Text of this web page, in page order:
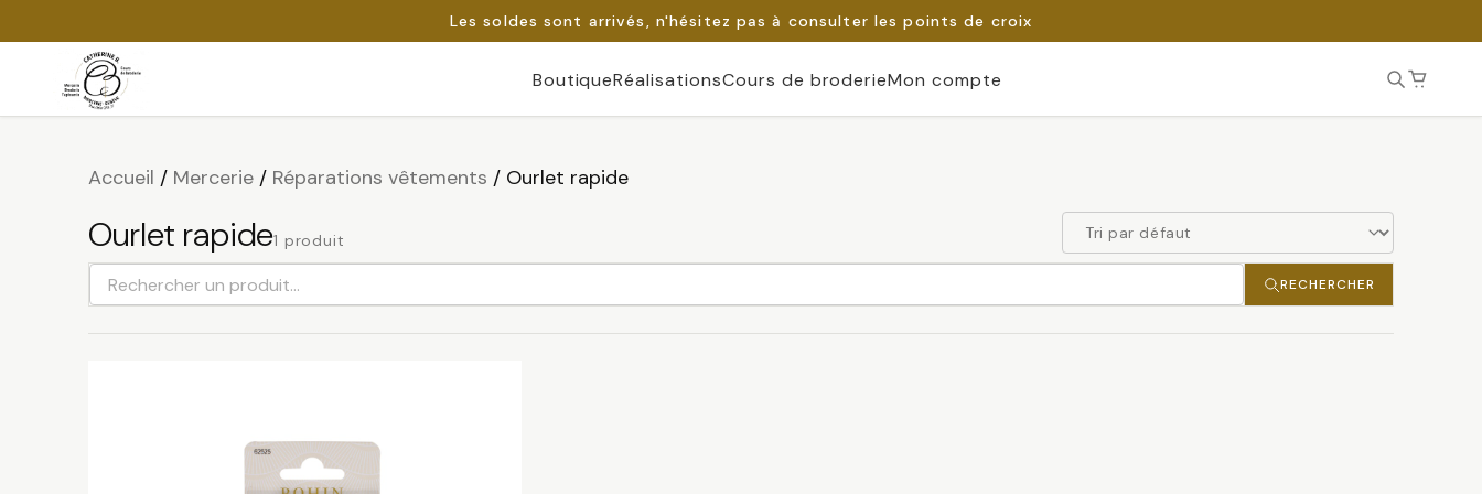
Les soldes sont arrivés, n'hésitez pas à consulter les points de croix
Passer
BoutiqueRéalisationsCours de broderieMon compte
Accueil / Mercerie / Réparations vêtements / Ourlet rapide
Ourlet rapide1 produit
Rechercher
un
RECHERCHER